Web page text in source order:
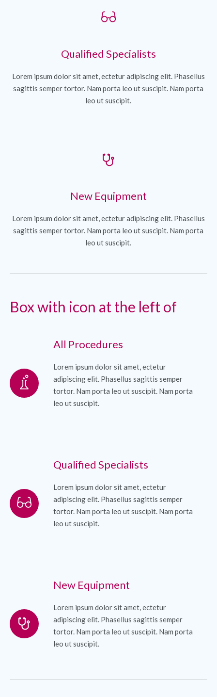
Qualified Specialists
Lorem ipsum dolor sit amet, ectetur adipiscing elit. Phasellus
sagittis semper tortor. Nam porta leo ut suscipit. Nam porta
leo ut suscipit.
New Equipment
Lorem ipsum dolor sit amet, ectetur adipiscing elit. Phasellus
sagittis semper tortor. Nam porta leo ut suscipit. Nam porta
leo ut suscipit.
Box with icon at the left of
All Procedures
Lorem ipsum dolor sit amet, ectetur
adipiscing elit. Phasellus sagittis semper
tortor. Nam porta leo ut suscipit. Nam porta
leo ut suscipit.
Qualified Specialists
Lorem ipsum dolor sit amet, ectetur
adipiscing elit. Phasellus sagittis semper
tortor. Nam porta leo ut suscipit. Nam porta
leo ut suscipit.
New Equipment
Lorem ipsum dolor sit amet, ectetur
adipiscing elit. Phasellus sagittis semper
tortor. Nam porta leo ut suscipit. Nam porta
leo ut suscipit.